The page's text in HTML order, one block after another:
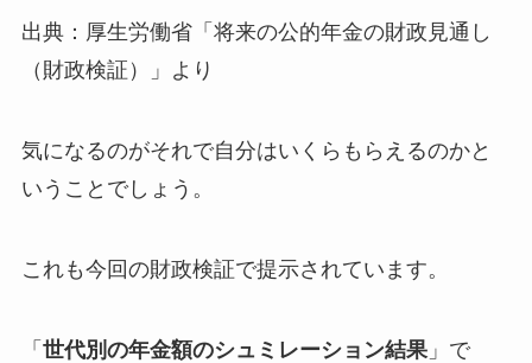
出典：厚生労働省「将来の公的年金の財政見通し
（財政検証）」より
気になるのがそれで自分はいくらもらえるのかと
いうことでしょう。
これも今回の財政検証で提示されています。
「 世代別の年金額のシュミレーション結果」で